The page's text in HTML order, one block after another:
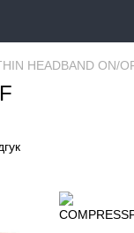
HEADBAND ON/